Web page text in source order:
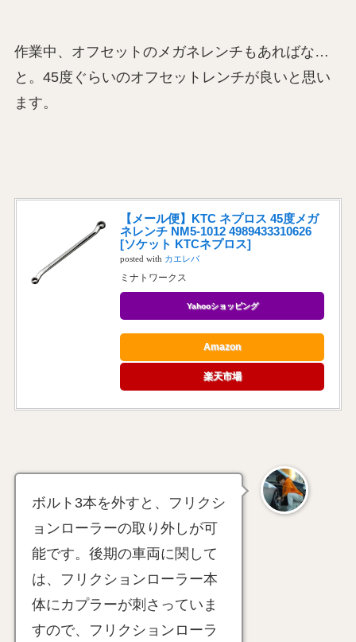
作業中、オフセットのメガネレンチもあればな…
と。45度ぐらいのオフセットレンチが良いと思い
ます。
【メール便】KTC ネプロス 45度メガ
ネレンチ NM5-1012 4989433310626
[ソケット KTCネプロス]
posted with カエレバ
ミナトワークス
Yahooショッピング
Amazon
楽天市場
ボルト3本を外すと、フリクシ
ョンローラーの取り外しが可
能です。後期の車両に関して
は、フリクションローラー本
体にカプラーが刺さっていま
すので、フリクションローラ